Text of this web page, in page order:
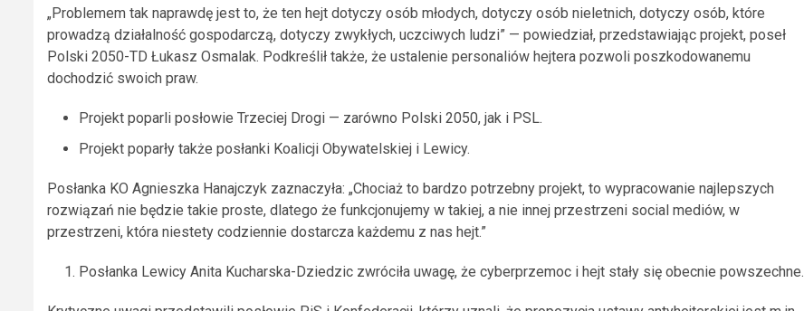
„Problemem tak naprawdę jest to, że ten hejt dotyczy osób młodych, dotyczy osób nieletnich, dotyczy osób, które
prowadzą działalność gospodarczą, dotyczy zwykłych, uczciwych ludzi” — powiedział, przedstawiając projekt, poseł
Polski 2050-TD Łukasz Osmalak. Podkreślił także, że ustalenie personaliów hejtera pozwoli poszkodowanemu
dochodzić swoich praw.
Projekt poparli posłowie Trzeciej Drogi — zarówno Polski 2050, jak i PSL.
Projekt poparły także posłanki Koalicji Obywatelskiej i Lewicy.
Posłanka KO Agnieszka Hanajczyk zaznaczyła: „Chociaż to bardzo potrzebny projekt, to wypracowanie najlepszych
rozwiązań nie będzie takie proste, dlatego że funkcjonujemy w takiej, a nie innej przestrzeni social mediów, w
przestrzeni, która niestety codziennie dostarcza każdemu z nas hejt.”
Posłanka Lewicy Anita Kucharska-Dziedzic zwróciła uwagę, że cyberprzemoc i hejt stały się obecnie powszechne.